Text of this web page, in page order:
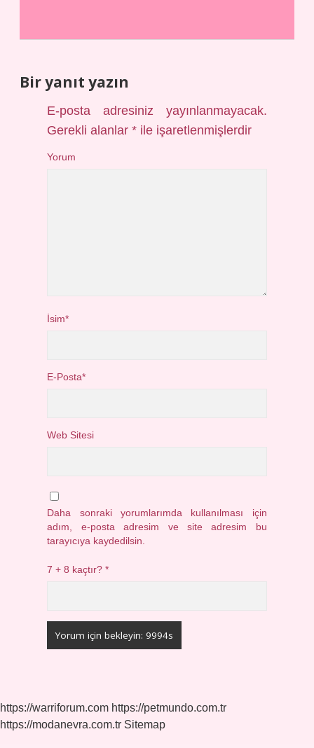
Bir yanıt yazın
E-posta adresiniz yayınlanmayacak.
Gerekli alanlar* ile işaretlenmişlerdir
Yorum
İsim*
E-Posta*
Web Sitesi
Daha sonraki yorumlarımda kullanılması için
adım, e-posta adresim ve site adresim bu
tarayıcıya kaydedilsin.
7 + 8 kaçtır?*
https://warriforum.com https://petmundo.com.tr
https://modanevra.com.tr Sitemap